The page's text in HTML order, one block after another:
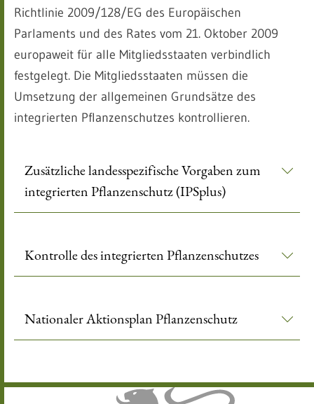
Richtlinie 2009/128/EG des Europäischen
Parlaments und des Rates vom 21. Oktober 2009
europaweit für alle Mitgliedsstaaten verbindlich
festgelegt. Die Mitgliedsstaaten müssen die
Umsetzung der allgemeinen Grundsätze des
integrierten Pflanzenschutzes kontrollieren.
Zusätzliche landesspezifische Vorgaben zum
integrierten Pflanzenschutz (IPSplus)
Kontrolle des integrierten Pflanzenschutzes
Nationaler Aktionsplan Pflanzenschutz